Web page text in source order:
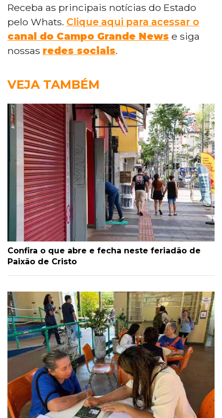
Receba as principais notícias do Estado
pelo Whats. Clique aqui para acessar o
canal do Campo Grande News e siga
nossas redes sociais.
VEJA TAMBÉM
Confira o que abre e fecha neste feriadão de
Paixão de Cristo